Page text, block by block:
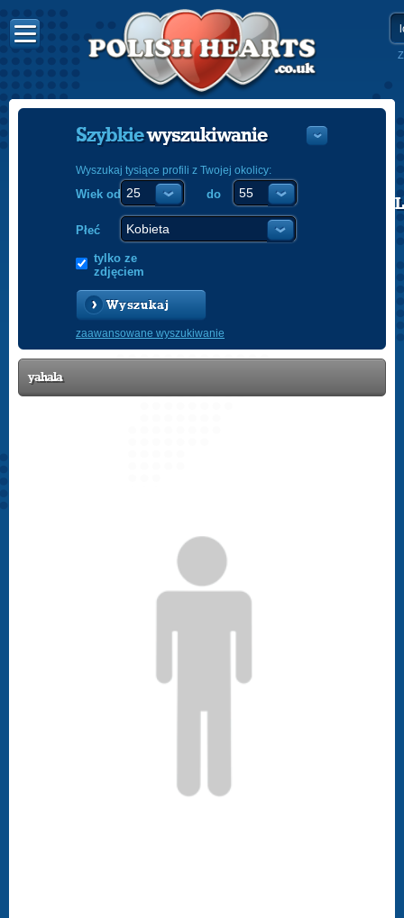
POLISH
Szybkiewyszukiwanie
Wyszukaj tysiące profili z Twojej okolicy:
Wiek od do
Płeć
tylko ze
zdjęciem
Wyszukaj
zaawansowane wyszukiwanie
yahala